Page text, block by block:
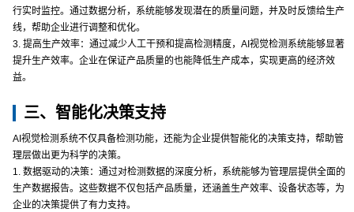
行实时监控。通过数据分析，系统能够发现潜在的质量问题，并及时反馈给生产
线，帮助企业进行调整和优化。
3. 提高生产效率：通过减少人工干预和提高检测精度，AI视觉检测系统能够显著
提升生产效率。企业在保证产品质量的也能降低生产成本，实现更高的经济效
益。
三、智能化决策支持
AI视觉检测系统不仅具备检测功能，还能为企业提供智能化的决策支持，帮助管
理层做出更为科学的决策。
1. 数据驱动的决策：通过对检测数据的深度分析，系统能够为管理层提供全面的
生产数据报告。这些数据不仅包括产品质量，还涵盖生产效率、设备状态等，为
企业的决策提供了有力支持。